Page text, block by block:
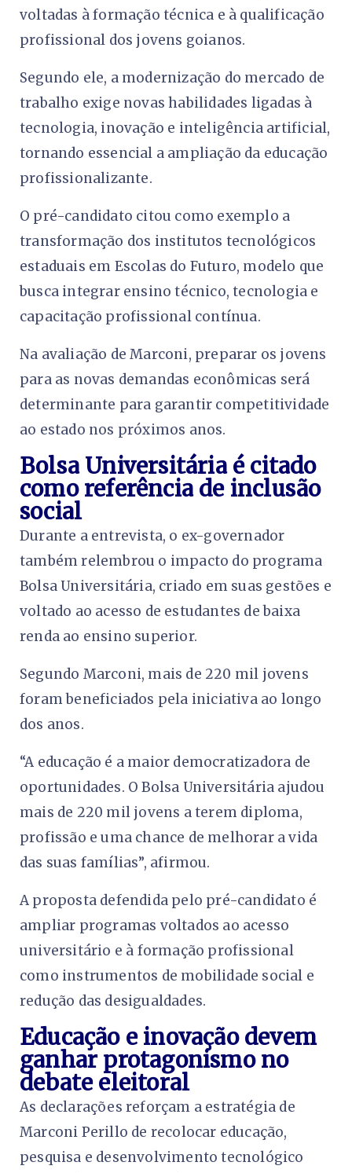
voltadas à formação técnica e à qualificação
profissional dos jovens goianos.
Segundo ele, a modernização do mercado de
trabalho exige novas habilidades ligadas à
tecnologia, inovação e inteligência artificial,
tornando essencial a ampliação da educação
profissionalizante.
O pré-candidato citou como exemplo a
transformação dos institutos tecnológicos
estaduais em Escolas do Futuro, modelo que
busca integrar ensino técnico, tecnologia e
capacitação profissional contínua.
Na avaliação de Marconi, preparar os jovens
para as novas demandas econômicas será
determinante para garantir competitividade
ao estado nos próximos anos.
Bolsa Universitária é citado
como referência de inclusão
social
Durante a entrevista, o ex-governador
também relembrou o impacto do programa
Bolsa Universitária, criado em suas gestões e
voltado ao acesso de estudantes de baixa
renda ao ensino superior.
Segundo Marconi, mais de 220 mil jovens
foram beneficiados pela iniciativa ao longo
dos anos.
“A educação é a maior democratizadora de
oportunidades. O Bolsa Universitária ajudou
mais de 220 mil jovens a terem diploma,
profissão e uma chance de melhorar a vida
das suas famílias”, afirmou.
A proposta defendida pelo pré-candidato é
ampliar programas voltados ao acesso
universitário e à formação profissional
como instrumentos de mobilidade social e
redução das desigualdades.
Educação e inovação devem
ganhar protagonismo no
debate eleitoral
As declarações reforçam a estratégia de
Marconi Perillo de recolocar educação,
pesquisa e desenvolvimento tecnológico